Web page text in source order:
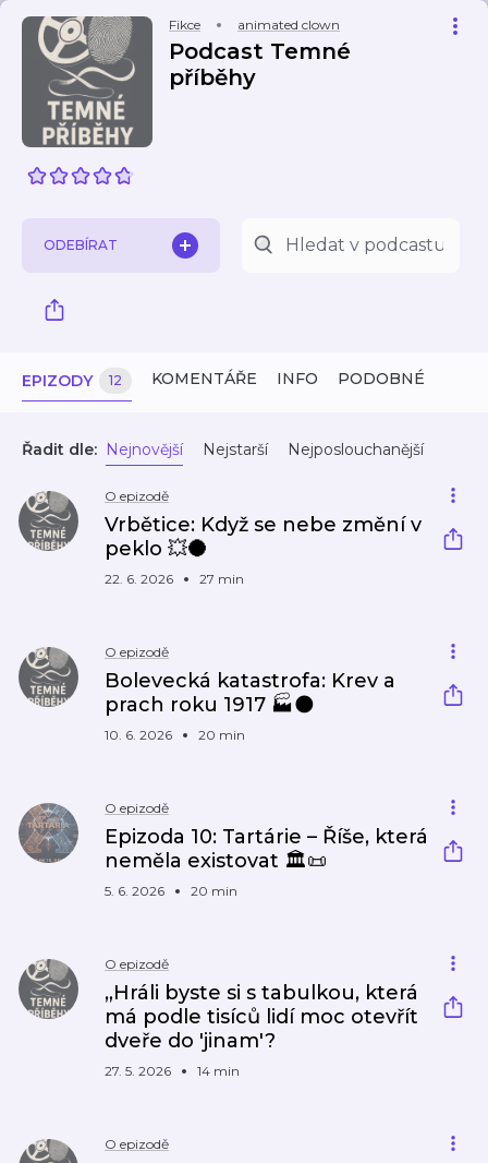
Fikce animated clown
Podcast Temné
příběhy
ODEBÍRAT
EPIZODY 12 KOMENTÁŘE INFO PODOBNÉ
Řadit dle: Nejnovější Nejstarší Nejposlouchanější
O epizodě
Vrbětice: Když se nebe změní v
peklo 💥🌑
22. 6. 2026 27 min
O epizodě
Bolevecká katastrofa: Krev a
prach roku 1917 🏭🌑
10. 6. 2026 20 min
O epizodě
Epizoda 10: Tartárie – Říše, která
neměla existovat 🏛️📜
5. 6. 2026 20 min
O epizodě
„Hráli byste si s tabulkou, která
má podle tisíců lidí moc otevřít
dveře do 'jinam'?
27. 5. 2026 14 min
O epizodě